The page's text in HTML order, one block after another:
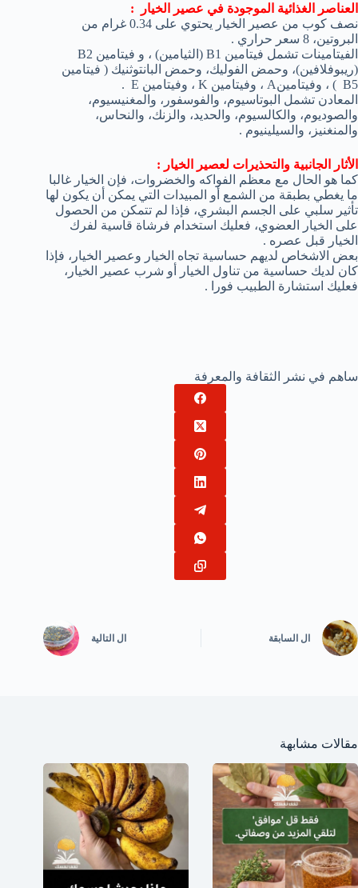
العناصر الغذائية الموجودة في عصير الخيار :
نصف كوب من عصير الخيار يحتوي على 0.34 غرام من
البروتين، 8 سعر حراري .
الفيتامينات تشمل فيتامين B1 (الثيامين) ، و فيتامين B2
(ريبوفلافين)، وحمض الفوليك، وحمض البانتوثنيك ( فيتامين
B5 ) ، وفيتامينA ، وفيتامين K ، وفيتامين E .
المعادن تشمل البوتاسيوم، والفوسفور، والمغنيسيوم،
والصوديوم، والكالسيوم، والحديد، والزنك، والنحاس،
والمنغنيز، والسيلينيوم .
الأثار الجانبية والتحذيرات لعصير الخيار :
كما هو الحال مع معظم الفواكه والخضروات، فإن الخيار غالبا
ما يغطي بطبقة من الشمع أو المبيدات التي يمكن أن يكون لها
تأثير سلبي على الجسم البشري، فإذا لم تتمكن من الحصول
على الخيار العضوي، فعليك استخدام فرشاة قاسية لفرك
الخيار قبل عصره .
بعض الاشخاص لديهم حساسية تجاه الخيار وعصير الخيار، فإذا
كان لديك حساسية من تناول الخيار أو شرب عصير الخيار،
فعليك استشارة الطبيب فورا .
ساهم في نشر الثقافة والمعرفة
ال السابقة ال التالية
مقالات مشابهة